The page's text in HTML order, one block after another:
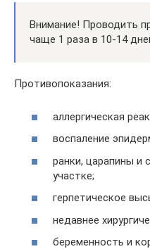
Внимание! Проводить
чаще 1 раза в 10-14
Противопоказания:
аллергическая
воспаление
ранки, царапины и
участке;
герпетическое
недавнее
беременность и